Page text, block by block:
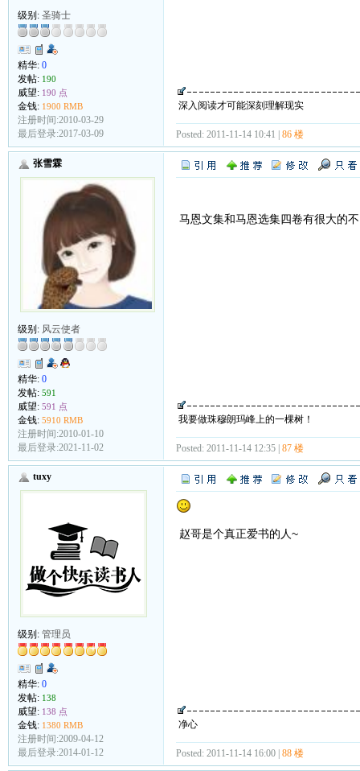
级别: 圣骑士
精华: 0
发帖: 190
威望: 190 点
金钱: 1900 RMB
注册时间:2010-03-29
最后登录:2017-03-09
深入阅读才可能深刻理解现实
Posted: 2011-11-14 10:41 | 86 楼
张雪霖
级别: 风云使者
精华: 0
发帖: 591
威望: 591 点
金钱: 5910 RMB
注册时间:2010-01-10
最后登录:2021-11-02
马恩文集和马恩选集四卷有很大的
我要做珠穆朗玛峰上的一棵树！
Posted: 2011-11-14 12:35 | 87 楼
tuxy
级别: 管理员
精华: 0
发帖: 138
威望: 138 点
金钱: 1380 RMB
注册时间:2009-04-12
最后登录:2014-01-12
赵哥是个真正爱书的人~
净心
Posted: 2011-11-14 16:00 | 88 楼